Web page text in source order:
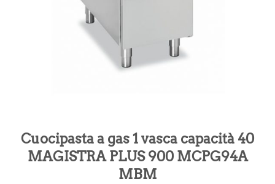
Cuocipasta a gas 1 vasca capacità 40
MAGISTRA PLUS 900 MCPG94A
MBM